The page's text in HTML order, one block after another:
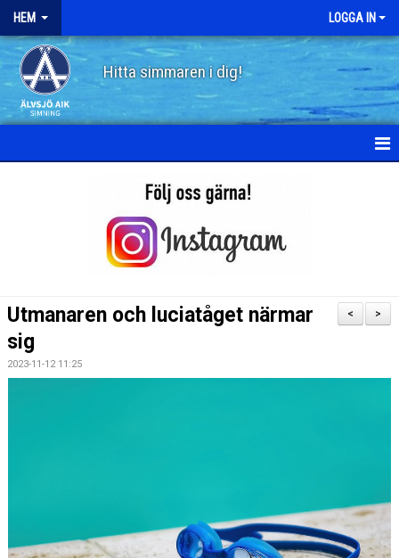
HEM LOGGA IN
Hitta simmaren i dig!
OM ÄLVSJÖ AIK SIMNING
POLICY
>
<
Utmanaren och luciatåget närmar
sig
2023-11-12 11:25